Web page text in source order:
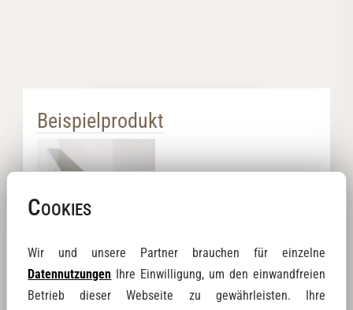
Beispielprodukt
Artikel-Nr.: PFK0100
Cookies
Wir und unsere Partner brauchen für einzelne
Datennutzungen Ihre Einwilligung, um den einwandfreien
Betrieb dieser Webseite zu gewährleisten. Ihre